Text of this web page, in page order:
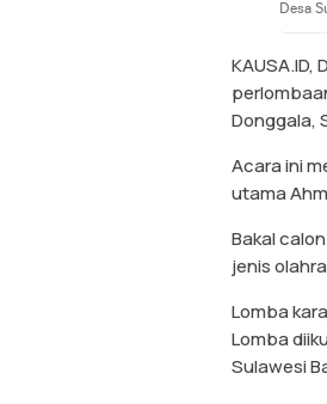
Desa
KAUSA.ID,
Donggala,
Acara ini
utama
Bakal
jenis
Lomba
Lomba
Sulawesi